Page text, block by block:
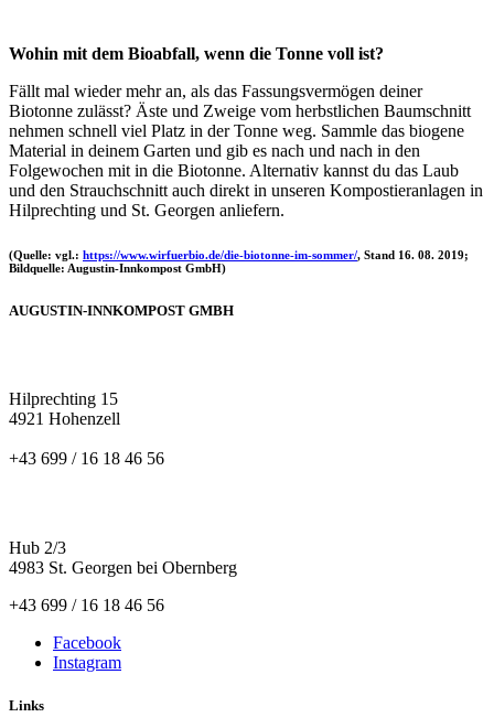
Wohin mit dem Bioabfall, wenn die Tonne voll ist?
Fällt mal wieder mehr an, als das Fassungsvermögen deiner
Biotonne zulässt? Äste und Zweige vom herbstlichen Baumschnitt
nehmen schnell viel Platz in der Tonne weg. Sammle das biogene
Material in deinem Garten und gib es nach und nach in den
Folgewochen mit in die Biotonne. Alternativ kannst du das Laub
und den Strauchschnitt auch direkt in unseren Kompostieranlagen in
Hilprechting und St. Georgen anliefern.
(Quelle: vgl.: https://www.wirfuerbio.de/die-biotonne-im-sommer/, Stand 16. 08. 2019;
Bildquelle: Augustin-Innkompost GmbH)
AUGUSTIN-INNKOMPOST GMBH
Hilprechting 15
4921 Hohenzell
+43 699 / 16 18 46 56
Hub 2/3
4983 St. Georgen bei Obernberg
+43 699 / 16 18 46 56
Facebook
Instagram
Links